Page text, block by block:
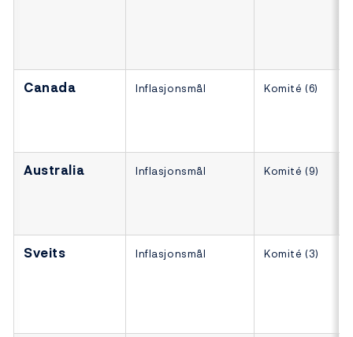
Canada Inflasjonsmål Komité (6)
Australia Inflasjonsmål Komité (9)
Sveits Inflasjonsmål Komité (3)